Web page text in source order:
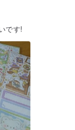
です!